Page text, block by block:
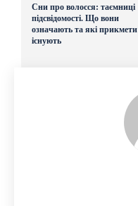
Сни про волосся: таємниці
підсвідомості. Що вони
означають та які прикмети
існують